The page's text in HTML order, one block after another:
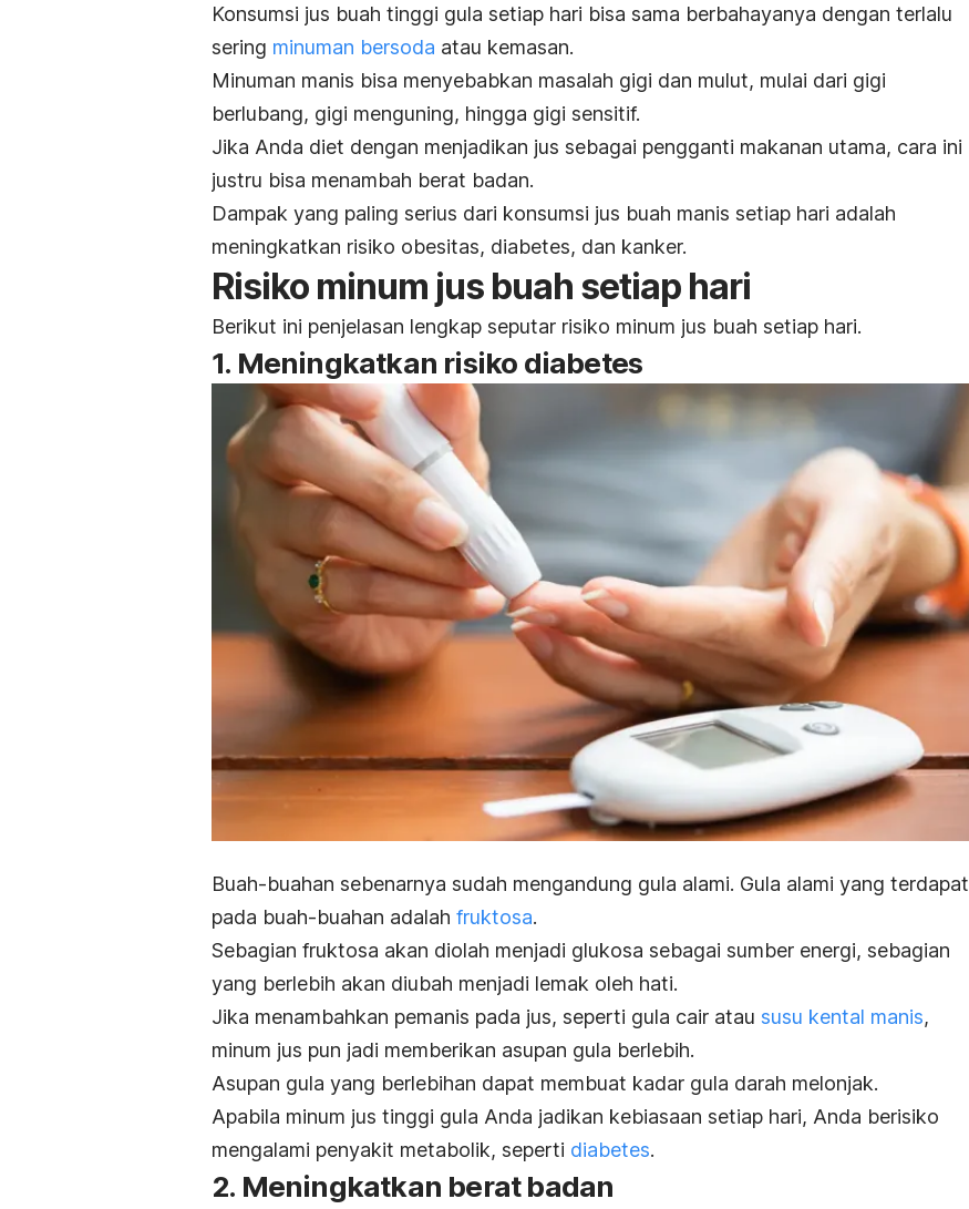
Konsumsi jus buah tinggi gula setiap hari bisa sama berbahayanya dengan terlalu
sering minuman bersoda atau kemasan.
Minuman manis bisa menyebabkan masalah gigi dan mulut, mulai dari gigi
berlubang, gigi menguning, hingga gigi sensitif.
Jika Anda diet dengan menjadikan jus sebagai pengganti makanan utama, cara ini
justru bisa menambah berat badan.
Dampak yang paling serius dari konsumsi jus buah manis setiap hari adalah
meningkatkan risiko obesitas, diabetes, dan kanker.
Risiko minum jus buah setiap hari
Berikut ini penjelasan lengkap seputar risiko minum jus buah setiap hari.
1. Meningkatkan risiko diabetes
Buah-buahan sebenarnya sudah mengandung gula alami. Gula alami yang terdapat
pada buah-buahan adalah fruktosa.
Sebagian fruktosa akan diolah menjadi glukosa sebagai sumber energi, sebagian
yang berlebih akan diubah menjadi lemak oleh hati.
Jika menambahkan pemanis pada jus, seperti gula cair atau susu kental manis,
minum jus pun jadi memberikan asupan gula berlebih.
Asupan gula yang berlebihan dapat membuat kadar gula darah melonjak.
Apabila minum jus tinggi gula Anda jadikan kebiasaan setiap hari, Anda berisiko
mengalami penyakit metabolik, seperti diabetes.
2. Meningkatkan berat badan